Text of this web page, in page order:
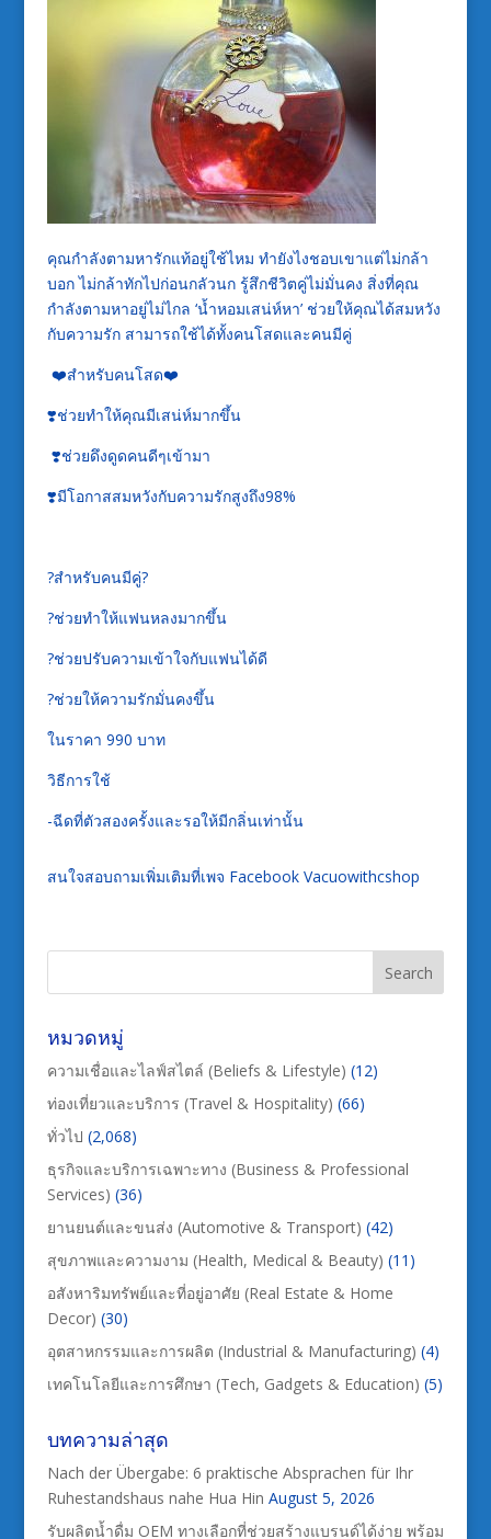
คุณกำลังตามหารักแท้อยู่ใช้ไหม ทำยังไงชอบเขาแต่ไม่กล้า
บอก ไม่กล้าทักไปก่อนกลัวนก รู้สึกชีวิตคู่ไม่มั่นคง สิ่งที่คุณ
กำลังตามหาอยู่ไม่ไกล ‘น้ำหอมเสน่ห์หา’ ช่วยให้คุณได้สมหวัง
กับความรัก สามารถใช้ได้ทั้งคนโสดและคนมีคู่
❤️สำหรับคนโสด❤️
❣️ช่วยทำให้คุณมีเสน่ห์มากขึ้น
❣️ช่วยดึงดูดคนดีๆเข้ามา
❣️มีโอกาสสมหวังกับความรักสูงถึง98%
?สำหรับคนมีคู่?
?ช่วยทำให้แฟนหลงมากขึ้น
?ช่วยปรับความเข้าใจกับแฟนได้ดี
?ช่วยให้ความรักมั่นคงขึ้น
ในราคา 990 บาท
วิธีการใช้
-ฉีดที่ตัวสองครั้งและรอให้มีกลิ่นเท่านั้น
สนใจสอบถามเพิ่มเติมที่เพจ Facebook Vacuowithcshop
หมวดหมู่
ความเชื่อและไลฟ์สไตล์ (Beliefs & Lifestyle) (12)
ท่องเที่ยวและบริการ (Travel & Hospitality) (66)
ทั่วไป (2,068)
ธุรกิจและบริการเฉพาะทาง (Business & Professional
Services) (36)
ยานยนต์และขนส่ง (Automotive & Transport) (42)
สุขภาพและความงาม (Health, Medical & Beauty) (11)
อสังหาริมทรัพย์และที่อยู่อาศัย (Real Estate & Home
Decor) (30)
อุตสาหกรรมและการผลิต (Industrial & Manufacturing) (4)
เทคโนโลยีและการศึกษา (Tech, Gadgets & Education) (5)
บทความล่าสุด
Nach der Übergabe: 6 praktische Absprachen für Ihr
Ruhestandshaus nahe Hua Hin August 5, 2026
รับผลิตน้ำดื่ม OEM ทางเลือกที่ช่วยสร้างแบรนด์ได้ง่าย พร้อม